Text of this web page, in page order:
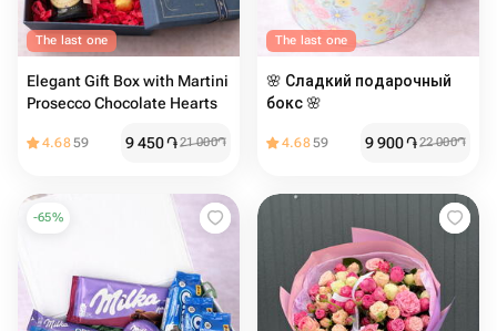
The last one
Elegant Gift Box with Martini
Prosecco Chocolate Hearts
4.6859 9 450֏21 000֏
The last one
🌸 Сладкий подарочный
бокс 🌸
4.6859 9 900֏22 000֏
-65%